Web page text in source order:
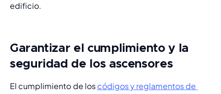
edificio.
Garantizar el cumplimiento y la
seguridad de los ascensores
El cumplimiento de los códigos y reglamentos de